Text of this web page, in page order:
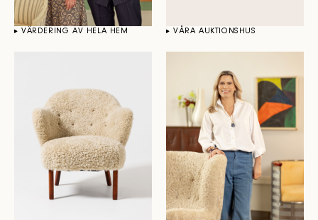
VÄRDERING AV HELA HEM VÅRA AUKTIONSHUS